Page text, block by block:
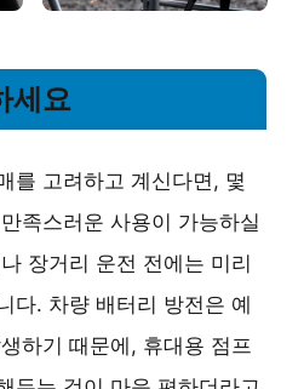
세요
를 고려하고 계신다면, 몇
족스러운 사용이 가능하실
장거리 운전 전에는 미리
다. 차량 배터리 방전은 예
하기 때문에, 휴대용 점프